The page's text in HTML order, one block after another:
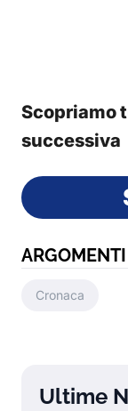
Scopriamo
successiva
ARGOMENTI
Cronaca
Ultime